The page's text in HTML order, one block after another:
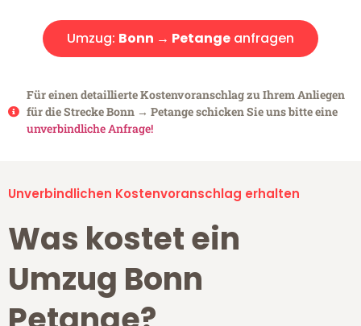
Umzug: Bonn → Petange anfragen
Für einen detaillierte Kostenvoranschlag zu Ihrem Anliegen
für die Strecke Bonn → Petange schicken Sie uns bitte eine
unverbindliche Anfrage!
Unverbindlichen Kostenvoranschlag erhalten
Was kostet ein
Umzug Bonn